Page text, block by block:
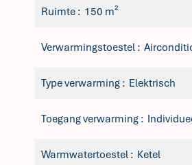
Ruimte 150 m²
Verwarmingstoestel
Type verwarming Elektrisch
Toegang verwarming
Warmwatertoestel Ketel